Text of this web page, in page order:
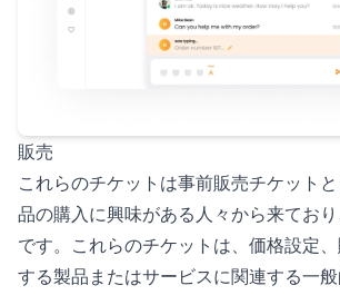
販売
これらのチケットは事前販売チケット
品の購入に興味がある人々から来てお
です。これらのチケットは、価格設定
する製品またはサービスに関連する一